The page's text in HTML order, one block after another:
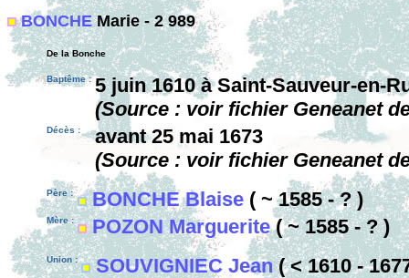
BONCHEMarie - 2 989
De la Bonche
Baptême : 5 juin 1610 à Saint-Sauveur-en-
(Source : voir fichier Geneanet
Décès :
avant 25 mai 1673
(Source : voir fichier Geneanet
Père : BONCHE Blaise ( ~ 1585 - ? )
Mère : POZON Marguerite( ~ 1585 - ? )
Union : SOUVIGNIEC Jean( < 1610 -